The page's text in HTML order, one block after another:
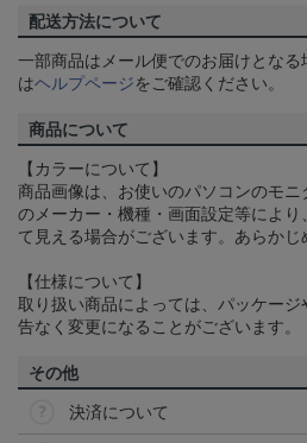
配送方法について
一部商品はメール便でのお届けとなる
はヘルプページをご確認ください。
商品について
【カラーについて】
商品画像は、お使いのパソコンのモ
のメーカー・機種・画面設定等によ
て見える場合がございます。あらかじ
【仕様について】
取り扱い商品によっては、パッケー
告なく変更になることがございます。
その他
決済について